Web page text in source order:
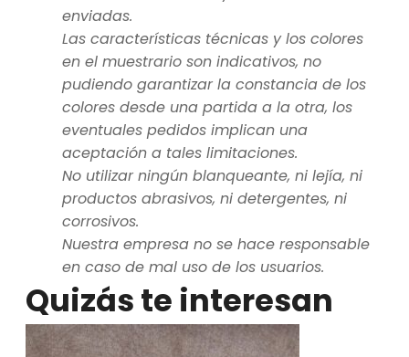
enviadas.
Las características técnicas y los colores
en el muestrario son indicativos, no
pudiendo garantizar la constancia de los
colores desde una partida a la otra, los
eventuales pedidos implican una
aceptación a tales limitaciones.
No utilizar ningún blanqueante, ni lejía, ni
productos abrasivos, ni detergentes, ni
corrosivos.
Nuestra empresa no se hace responsable
en caso de mal uso de los usuarios.
Quizás te interesan